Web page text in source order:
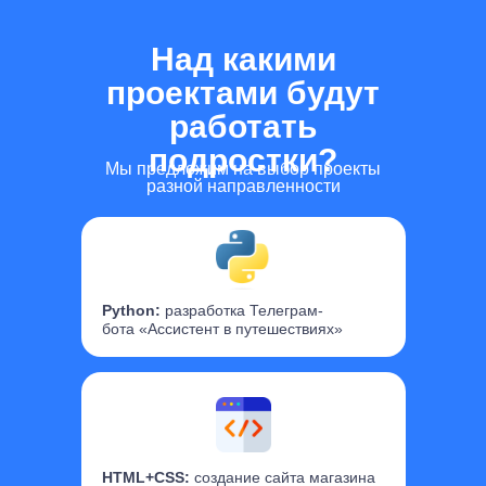
Python: разработка Телеграм-
бота «Ассистент в путешествиях»
HTML+CSS: создание сайта магазина
Над какими
проектами будут
работать
подростки?
Мы предложим на выбор проекты
разной направленности